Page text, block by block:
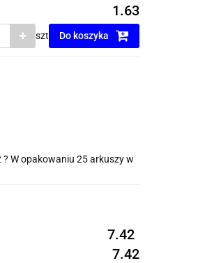
1.63
szt Do koszyka
W opakowaniu 25 arkuszy w
7.42
7.42